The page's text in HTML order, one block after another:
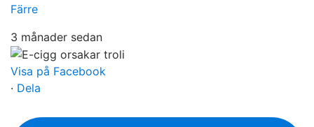
Färre
3 månader sedan
Visa på Facebook
· Dela